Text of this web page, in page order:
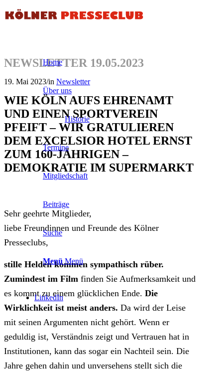
Home
Über uns
Historie
Termine
Mitgliedschaft
Beiträge
Suche
Menü Menü
LinkedIn
NEWSLETTER 19.05.2023
19. Mai 2023/in Newsletter
WIE KÖLN AUFS EHRENAMT
UND EINEN SPORTVEREIN
PFEIFT – WIR GRATULIEREN
DEM EXCELSIOR HOTEL ERNST
ZUM 160-JÄHRIGEN –
DEMOKRATIE IM SUPERMARKT
Sehr geehrte Mitglieder,
liebe Freundinnen und Freunde des Kölner
Presseclubs,
stille Helden kommen sympathisch rüber.
Zumindest im Film finden Sie Aufmerksamkeit und
es kommt zu einem glücklichen Ende. Die
Wirklichkeit ist meist anders. Da wird der Leise
mit seinen Argumenten nicht gehört. Wenn er
geduldig ist, Verständnis zeigt und Vertrauen hat in
Institutionen, kann das sogar ein Nachteil sein. Die
Jahre gehen dahin und unversehens stellt sich die